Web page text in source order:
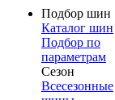
Подбор шин
Каталог шин
Подбор по
параметрам
Сезон
Всесезонные